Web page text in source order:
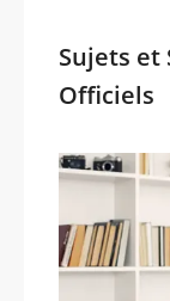
Sujets et
Officiels